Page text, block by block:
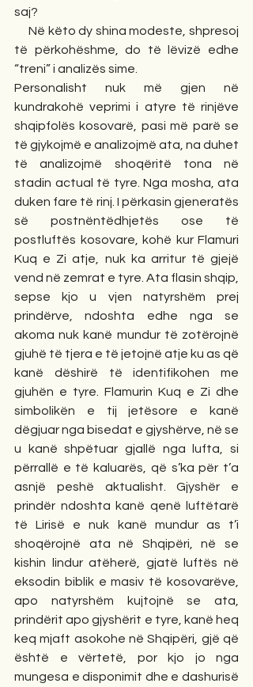
saj?
Në këto dy shina modeste, shpresoj
të përkohëshme, do të lëvizë edhe
“treni” i analizës sime.
Personalisht nuk më gjen në
kundrakohë veprimi i atyre të rinjëve
shqipfolës kosovarë, pasi më parë se
të gjykojmë e analizojmë ata, na duhet
të analizojmë shoqëritë tona në
stadin actual të tyre. Nga mosha, ata
duken fare të rinj. I përkasin gjeneratës
së postnëntëdhjetës ose të
postluftës kosovare, kohë kur Flamuri
Kuq e Zi atje, nuk ka arritur të gjejë
vend në zemrat e tyre. Ata flasin shqip,
sepse kjo u vjen natyrshëm prej
prindërve, ndoshta edhe nga se
akoma nuk kanë mundur të zotërojnë
gjuhë të tjera e të jetojnë atje ku as që
kanë dëshirë të identifikohen me
gjuhën e tyre. Flamurin Kuq e Zi dhe
simbolikën e tij jetësore e kanë
dëgjuar nga bisedat e gjyshërve, në se
u kanë shpëtuar gjallë nga lufta, si
përrallë e të kaluarës, që s’ka për t’a
asnjë peshë aktualisht. Gjyshër e
prindër ndoshta kanë qenë luftëtarë
të Lirisë e nuk kanë mundur as t’i
shoqërojnë ata në Shqipëri, në se
kishin lindur atëherë, gjatë luftës në
eksodin biblik e masiv të kosovarëve,
apo natyrshëm kujtojnë se ata,
prindërit apo gjyshërit e tyre, kanë heq
keq mjaft asokohe në Shqipëri, gjë që
është e vërtetë, por kjo jo nga
mungesa e disponimit dhe e dashurisë